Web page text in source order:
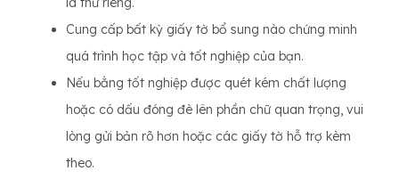
Cung cấp bất kỳ giấy tờ bổ sung nào chứng minh
quá trình học tập và tốt nghiệp của bạn.
Nếu bằng tốt nghiệp được quét kém chất lượng
hoặc có dấu đóng đè lên phần chữ quan trọng, vui
lòng gửi bản rõ hơn hoặc các giấy tờ hỗ trợ kèm
theo.